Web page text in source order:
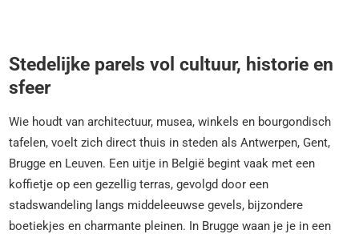
Stedelijke parels vol cultuur, historie en
sfeer
Wie houdt van architectuur, musea, winkels en bourgondisch
tafelen, voelt zich direct thuis in steden als Antwerpen, Gent,
Brugge en Leuven. Een uitje in België begint vaak met een
koffietje op een gezellig terras, gevolgd door een
stadswandeling langs middeleeuwse gevels, bijzondere
boetiekjes en charmante pleinen. In Brugge waan je je in een